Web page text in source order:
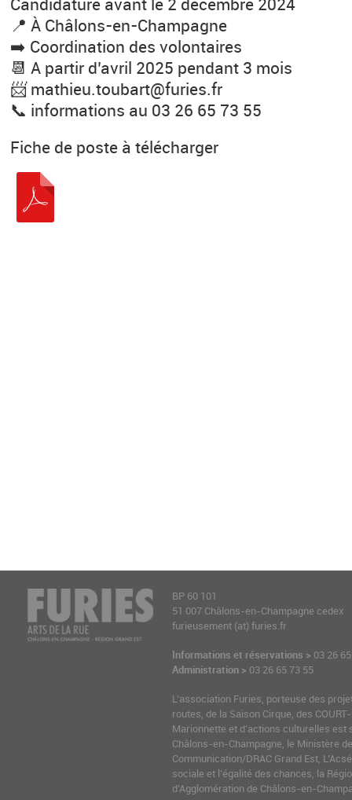
📍 À Châlons-en-Champagne
➡️ Coordination des volontaires
📆 A partir d’avril 2025 pendant 3 mois
📨 mathieu.toubart@furies.fr
📞 informations au 03 26 65 73 55
Fiche de poste à télécharger
BP 60 101
51 007 Châlons-en-Champagne cedex
furieusement (at) furies.fr
Informations et réservations > 03 26
Administration > 03 26 65 73 55
L’association Furies, porteuse des
routes, de la Saison Cirque, des
Marionnette et d’actions culturelles est
Châlons-en-Champagne, le Ministère
Communication/DRAC Grand Est,
sociale et l’égalité des chances, la
d’Agglomération de Châlons-en-